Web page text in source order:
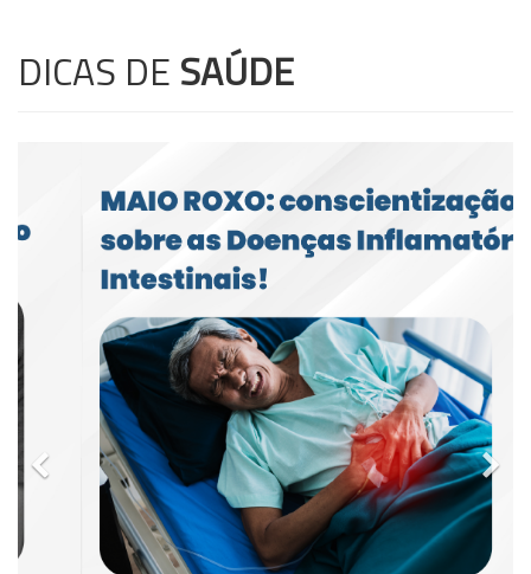
DICAS DE SAÚDE